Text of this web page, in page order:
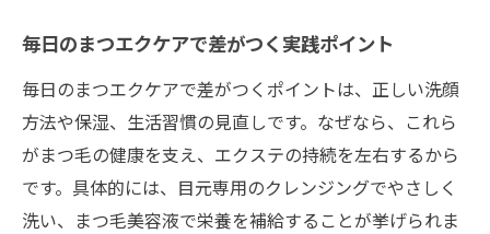
毎日のまつエクケアで差がつく実践ポイント
毎日のまつエクケアで差がつくポイントは、正しい洗顔
方法や保湿、生活習慣の見直しです。なぜなら、これら
がまつ毛の健康を支え、エクステの持続を左右するから
です。具体的には、目元専用のクレンジングでやさしく
洗い、まつ毛美容液で栄養を補給することが挙げられま